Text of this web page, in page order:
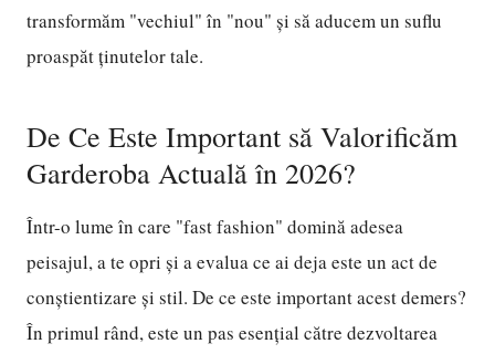
transformăm "vechiul" în "nou" și să aducem un suflu
proaspăt ținutelor tale.
De Ce Este Important să Valorificăm
Garderoba Actuală în 2026?
Într-o lume în care "fast fashion" domină adesea
peisajul, a te opri și a evalua ce ai deja este un act de
conștientizare și stil. De ce este important acest demers?
În primul rând, este un pas esențial către dezvoltarea